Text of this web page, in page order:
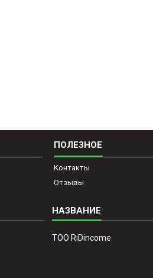
ПОЛЕЗНОЕ
Контакты
Отзывы
ТОО RiDincome